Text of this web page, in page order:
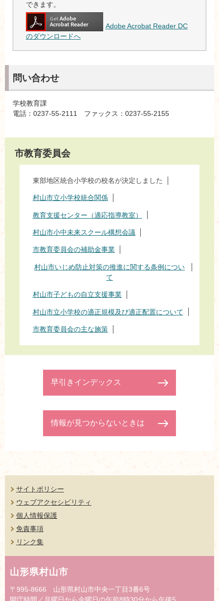
できます。
Adobe Acrobat Reader DC
のダウンロードへ
問い合わせ
学校教育課
電話：0237-55-2111 ファックス：0237-55-2155
市教育委員会
東部地区統合小学校の校名が決定しました
村山市立小学校統合関係
教育支援センター（適応指導教室）
村山市小中未来スクール構想会議
市教育委員会の補助金事業
村山市いじめ防止対策の推進に関する条例につい
て
村山市子どもの自立支援事業
村山市立小学校の適正規模及び適正配置について
市教育委員会の主な施策
早引きインデックス
情報が見つからないときは
サイトポリシー
ウェブアクセシビリティ
個人情報保護
免責事項
リンク集
山形県村山市
〒995-8666 山形県村山市中央一丁目3番6号